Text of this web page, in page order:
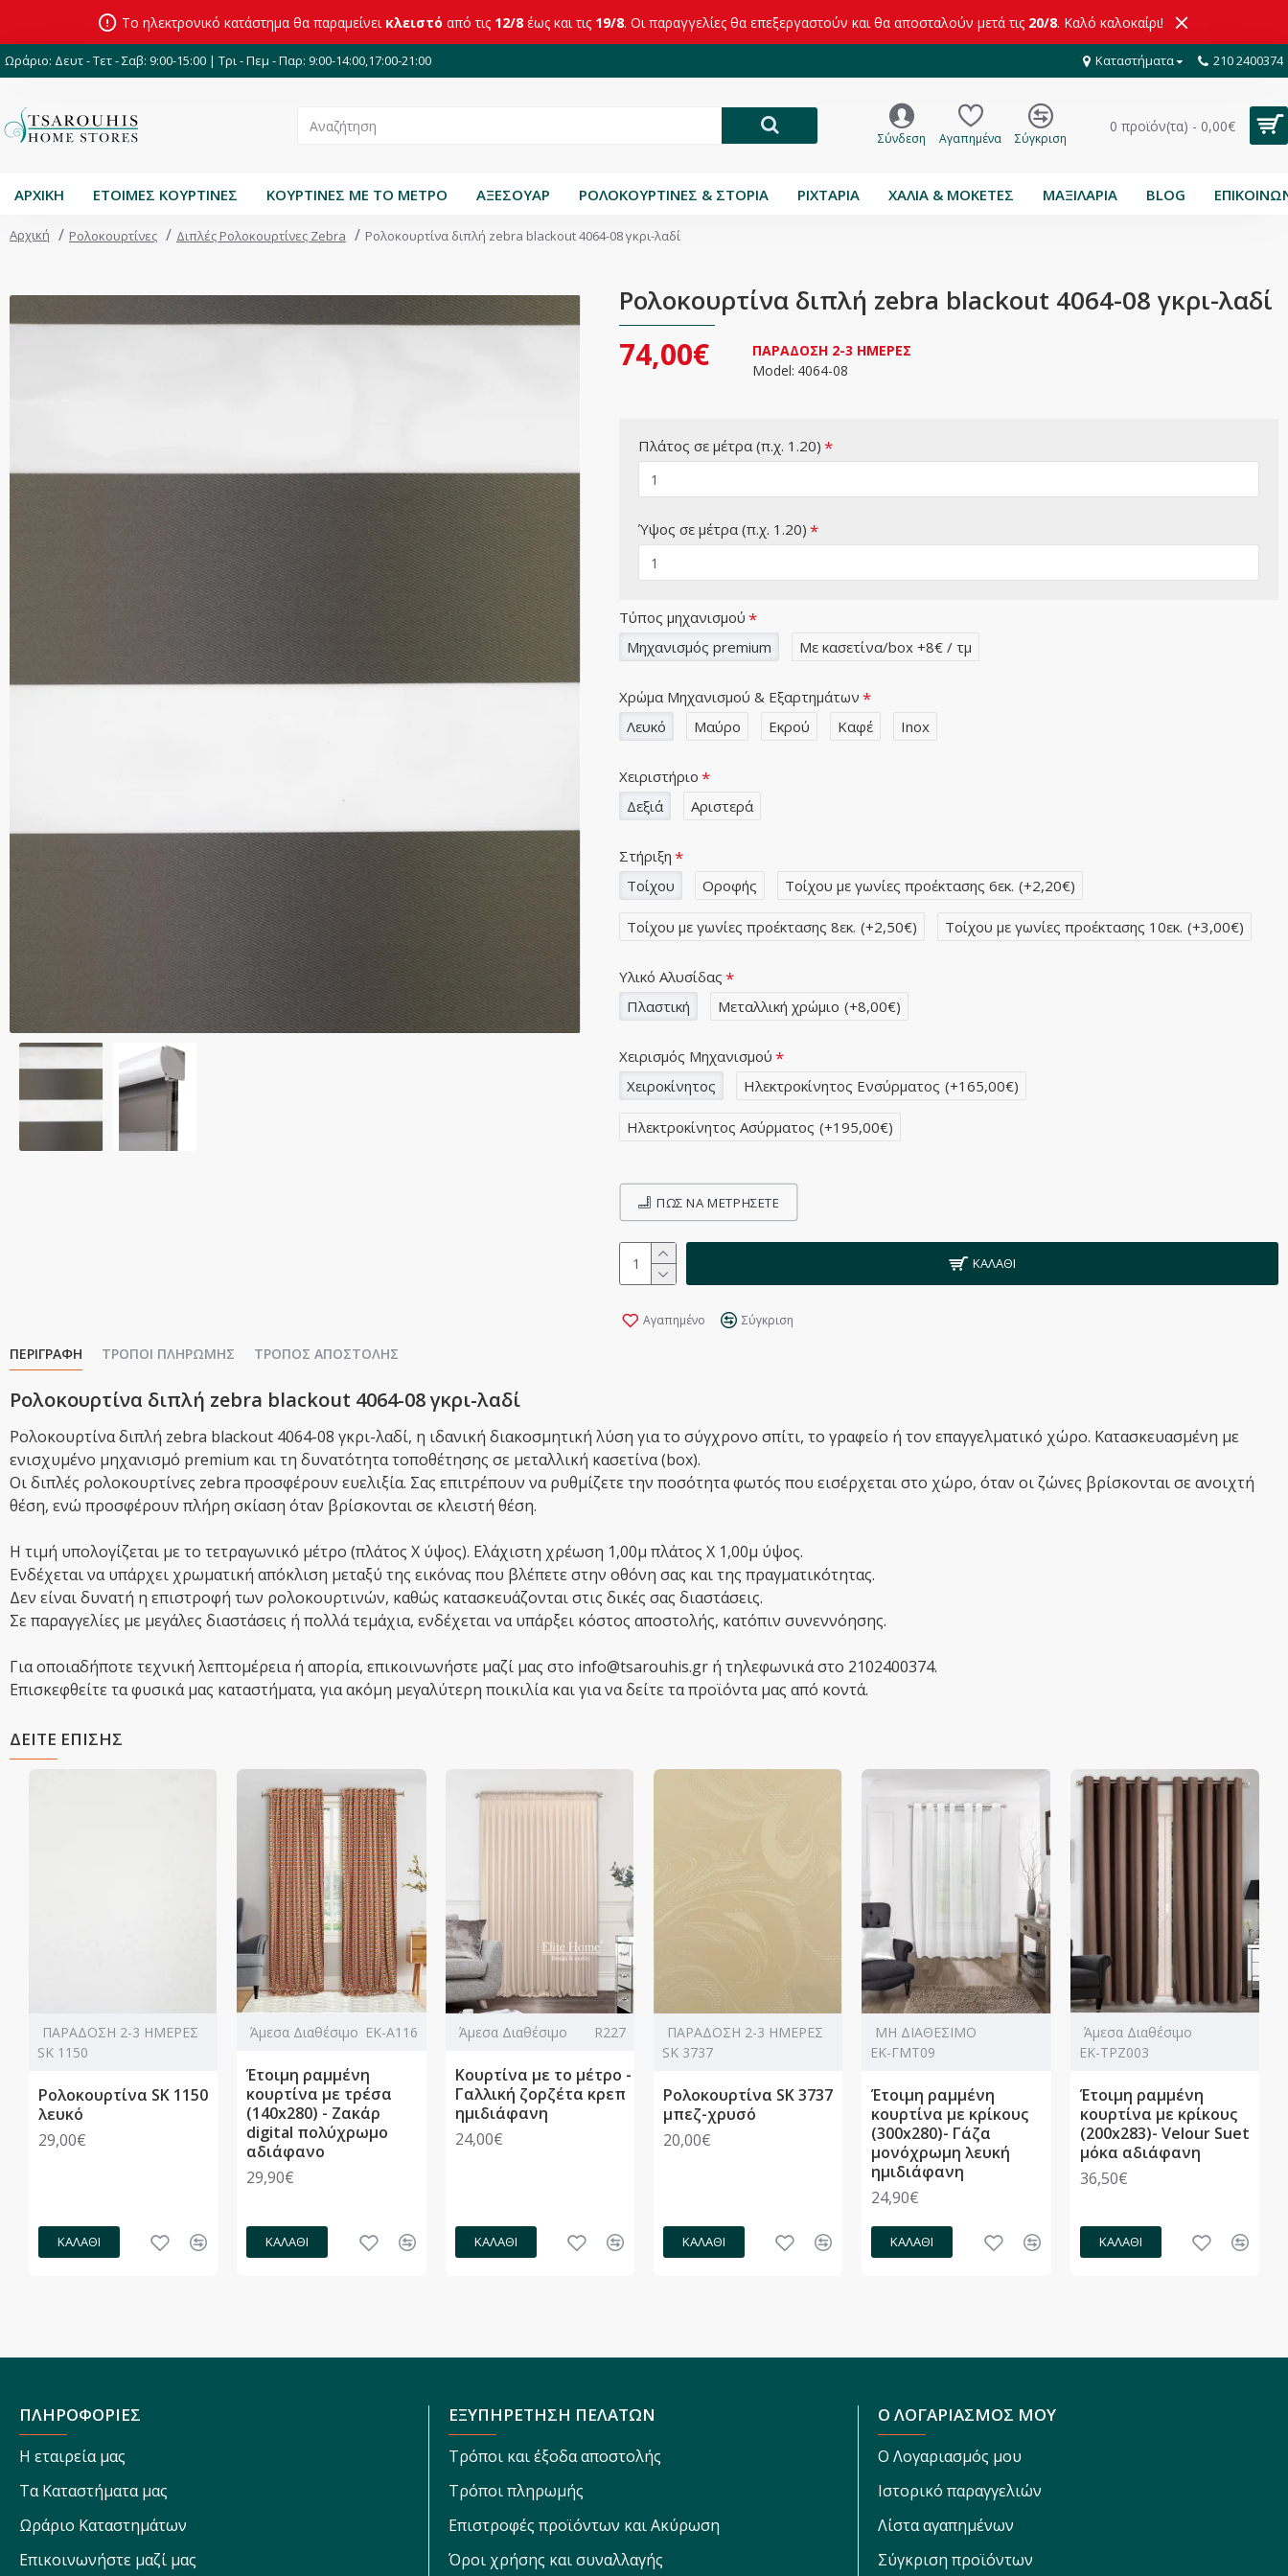
Το ηλεκτρονικό κατάστημα θα παραμείνει κλειστό από τις 12/8 έως και τις 19/8. Οι παραγγελίες θα επεξεργαστούν και θα αποσταλούν μετά τις 20/8. Καλό καλοκαίρι!
Ωράριο: Δευτ - Τετ - Σαβ: 9:00-15:00 | Τρι - Πεμ - Παρ: 9:00-14:00,17:00-21:00 Καταστήματα 210 2400374
Σύνδεση Αγαπημένα Σύγκριση
0 προϊόν(τα) - 0,00€
ΑΡΧΙΚΗ ΕΤΟΙΜΕΣ ΚΟΥΡΤΙΝΕΣ ΚΟΥΡΤΙΝΕΣ ΜΕ ΤΟ ΜΕΤΡΟ ΑΞΕΣΟΥΑΡ ΡΟΛΟΚΟΥΡΤΙΝΕΣ & ΣΤΟΡΙΑ ΡΙΧΤΑΡΙΑ ΧΑΛΙΑ & ΜΟΚΕΤΕΣ ΜΑΞΙΛΑΡΙΑ BLOG
Αρχική Ρολοκουρτίνες Διπλές Ρολοκουρτίνες Zebra Ρολοκουρτίνα διπλή zebra blackout 4064-08 γκρι-λαδί
Ρολοκουρτίνα διπλή zebra blackout 4064-08 γκρι-λαδί
74,00€
ΠΑΡΑΔΟΣΗ 2-3 ΗΜΕΡΕΣ
Model: 4064-08
Πλάτος σε μέτρα (π.χ. 1.20)
Ύψος σε μέτρα (π.χ. 1.20)
Τύπος μηχανισμού
Μηχανισμός premium
Με κασετίνα/box +8€ / τμ
Χρώμα Μηχανισμού & Εξαρτημάτων
Λευκό
Μαύρο Εκρού Καφέ Inox
Χειριστήριο
Δεξιά
Αριστερά
Στήριξη
Τοίχου
Οροφής Τοίχου με γωνίες προέκτασης 6εκ. (+2,20€)
Τοίχου με γωνίες προέκτασης 8εκ. (+2,50€) Τοίχου με γωνίες προέκτασης 10εκ. (+3,00€)
Υλικό Αλυσίδας
Πλαστική
Μεταλλική χρώμιο (+8,00€)
Χειρισμός Μηχανισμού
Χειροκίνητος
Ηλεκτροκίνητος Ενσύρματος (+165,00€)
Ηλεκτροκίνητος Ασύρματος (+195,00€)
ΚΑΛΆΘΙ
Αγαπημένο Σύγκριση
ΠΩΣ ΝΑ ΜΕΤΡΉΣΕΤΕ
ΠΕΡΙΓΡΑΦΉ ΤΡΌΠΟΙ ΠΛΗΡΩΜΉΣ ΤΡΌΠΟΣ ΑΠΟΣΤΟΛΉΣ
Ρολοκουρτίνα διπλή zebra blackout 4064-08 γκρι-λαδί
Ρολοκουρτίνα διπλή zebra blackout 4064-08 γκρι-λαδί, η ιδανική διακοσμητική λύση για το σύγχρονο σπίτι, το γραφείο ή τον επαγγελματικό χώρο. Κατασκευασμένη με
ενισχυμένο μηχανισμό premium και τη δυνατότητα τοποθέτησης σε μεταλλική κασετίνα (box).
Οι διπλές ρολοκουρτίνες zebra προσφέρουν ευελιξία. Σας επιτρέπουν να ρυθμίζετε την ποσότητα φωτός που εισέρχεται στο χώρο, όταν οι ζώνες βρίσκονται σε ανοιχτή
θέση, ενώ προσφέρουν πλήρη σκίαση όταν βρίσκονται σε κλειστή θέση.
Η τιμή υπολογίζεται με το τετραγωνικό μέτρο (πλάτος Χ ύψος). Ελάχιστη χρέωση 1,00μ πλάτος Χ 1,00μ ύψος.
Ενδέχεται να υπάρχει χρωματική απόκλιση μεταξύ της εικόνας που βλέπετε στην οθόνη σας και της πραγματικότητας.
Δεν είναι δυνατή η επιστροφή των ρολοκουρτινών, καθώς κατασκευάζονται στις δικές σας διαστάσεις.
Σε παραγγελίες με μεγάλες διαστάσεις ή πολλά τεμάχια, ενδέχεται να υπάρξει κόστος αποστολής, κατόπιν συνεννόησης.
Για οποιαδήποτε τεχνική λεπτομέρεια ή απορία, επικοινωνήστε μαζί μας στο info@tsarouhis.gr ή τηλεφωνικά στο 2102400374.
Επισκεφθείτε τα φυσικά μας καταστήματα, για ακόμη μεγαλύτερη ποικιλία και για να δείτε τα προϊόντα μας από κοντά.
ΔΕΙΤΕ ΕΠΙΣΗΣ
ΠΑΡΑΔΟΣΗ 2-3 ΗΜΕΡΕΣ
SK 1150
Ρολοκουρτίνα SK 1150
λευκό
29,00€
ΚΑΛΆΘΙ
Άμεσα Διαθέσιμο ΕΚ-Α116
Έτοιμη ραμμένη
κουρτίνα με τρέσα
(140x280) - Ζακάρ
digital πολύχρωμο
αδιάφανο
29,90€
ΚΑΛΆΘΙ
Άμεσα Διαθέσιμο R227
Κουρτίνα με το μέτρο -
Γαλλική ζορζέτα κρεπ
ημιδιάφανη
24,00€
ΚΑΛΆΘΙ
ΠΑΡΑΔΟΣΗ 2-3 ΗΜΕΡΕΣ
SK 3737
Ρολοκουρτίνα SK 3737
μπεζ-χρυσό
20,00€
ΚΑΛΆΘΙ
ΜΗ ΔΙΑΘΕΣΙΜΟ
ΕΚ-ΓΜΤ09
Έτοιμη ραμμένη
κουρτίνα με κρίκους
(300x280)- Γάζα
μονόχρωμη λευκή
ημιδιάφανη
24,90€
ΚΑΛΆΘΙ
Άμεσα Διαθέσιμο
ΕΚ-ΤΡΖ003
Έτοιμη ραμμένη
κουρτίνα με κρίκους
(200x283)- Velour Suet
μόκα αδιάφανη
36,50€
ΚΑΛΆΘΙ
ΠΛΗΡΟΦΟΡΙΕΣ
Η εταιρεία μας
Τα Καταστήματα μας
Ωράριο Καταστημάτων
Επικοινωνήστε μαζί μας
ΕΞΥΠΗΡΕΤΗΣΗ ΠΕΛΑΤΩΝ
Τρόποι και έξοδα αποστολής
Τρόποι πληρωμής
Επιστροφές προϊόντων και Ακύρωση
Όροι χρήσης και συναλλαγής
Ο ΛΟΓΑΡΙΑΣΜΟΣ ΜΟΥ
Ο Λογαριασμός μου
Ιστορικό παραγγελιών
Λίστα αγαπημένων
Σύγκριση προϊόντων